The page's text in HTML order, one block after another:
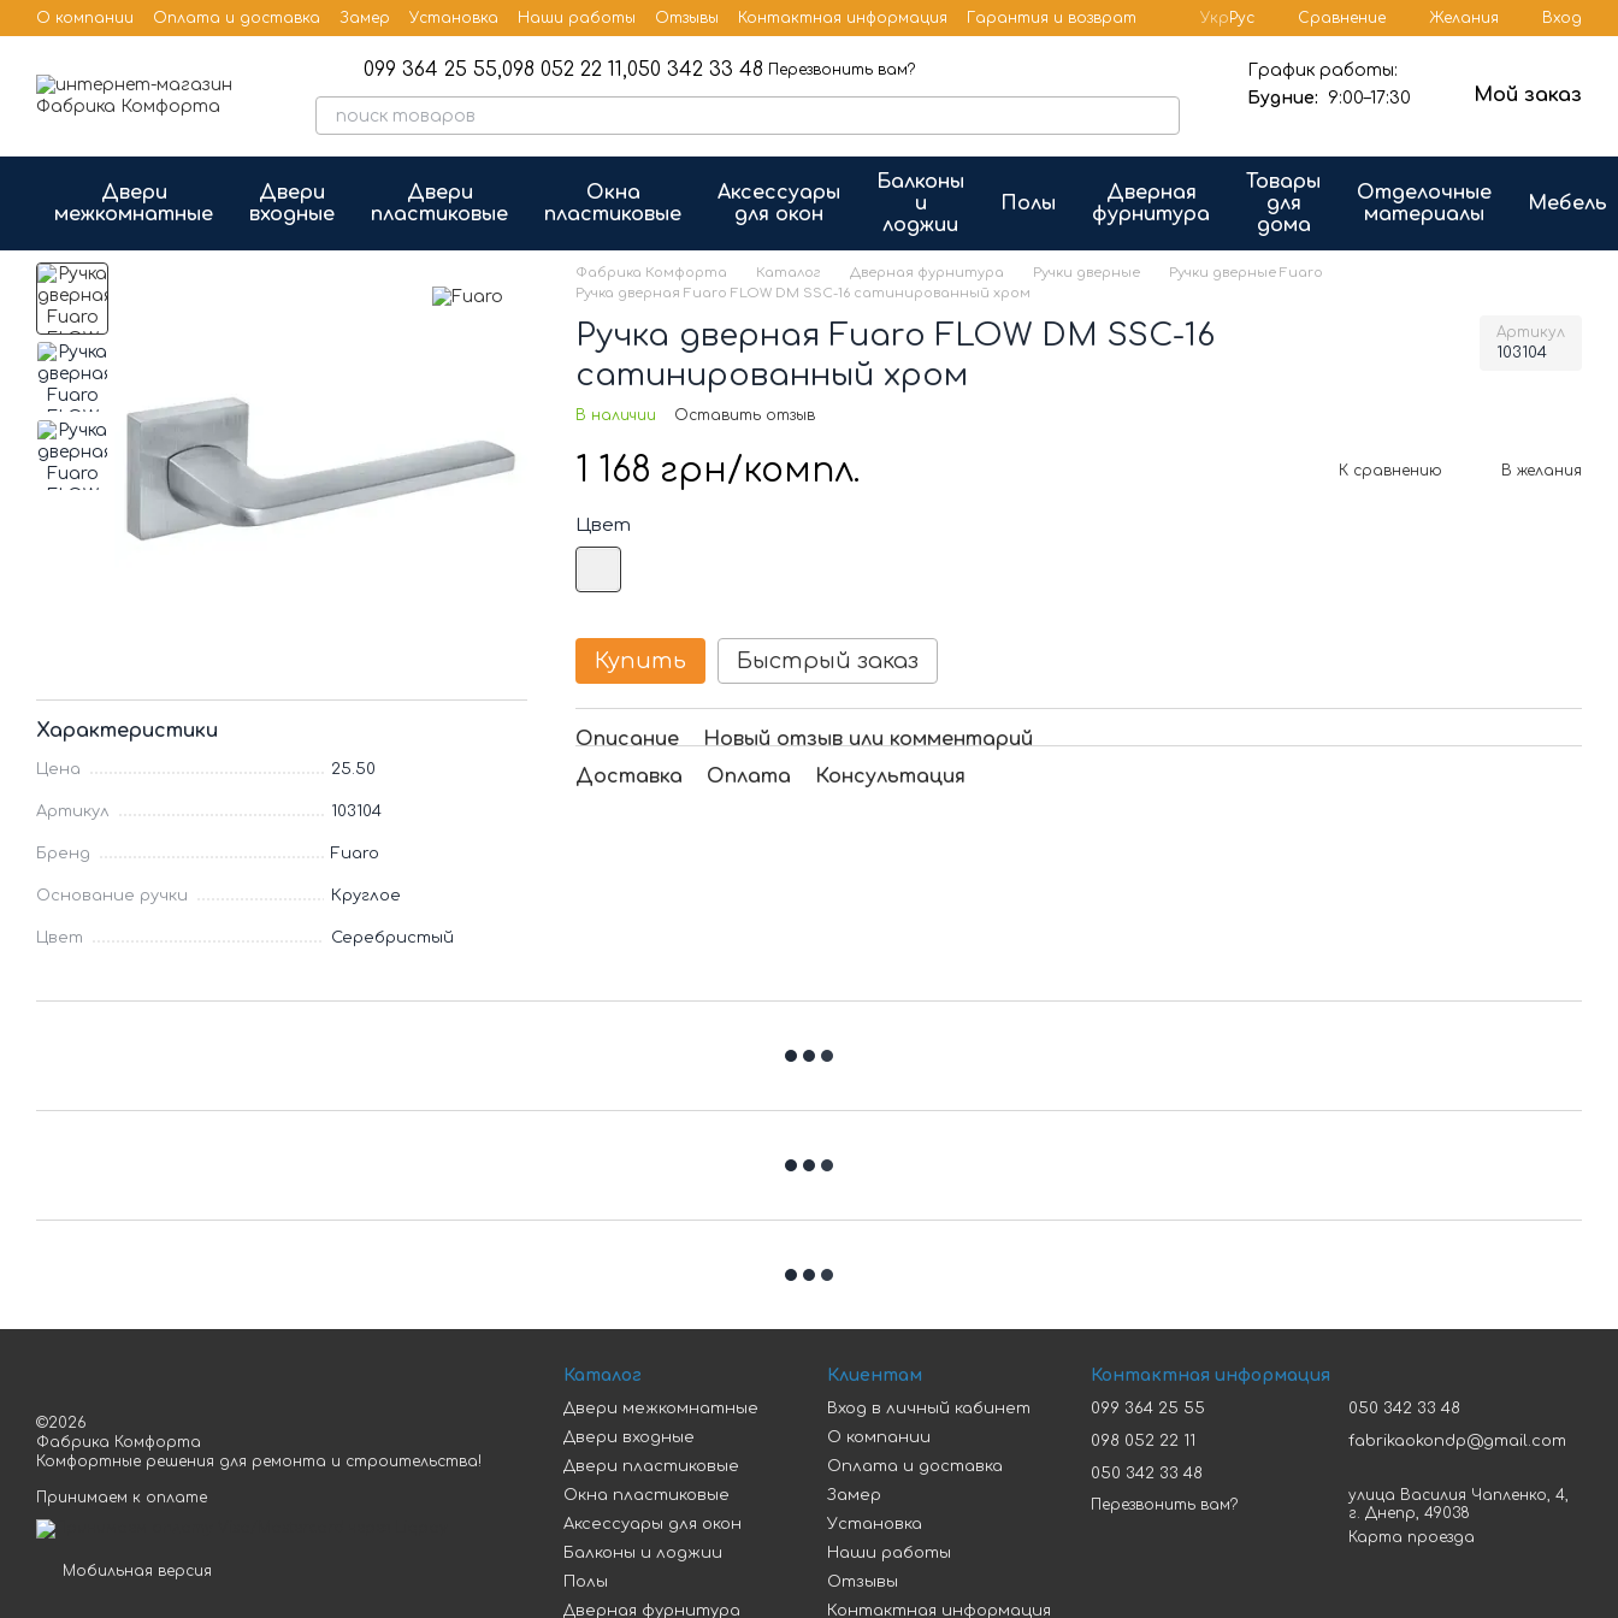
Перейти к основному контенту
О компании Оплата и доставка Замер Установка Наши работы Отзывы Контактная информация
Гарантия и возврат
Бренды
Публичная оферта
УкрРус Сравнение Желания Вход
099 364 25 55,098 052 22 11,050 342 33 48 Перезвонить вам?
График работы:
Будние:
9:00–17:30 Мой заказ
Двери
межкомнатные
Двери
входные
Двери
пластиковые
Окна
пластиковые
Аксессуары
для окон
Балконы
и
лоджии
Полы
Дверная
фурнитура
Товары
для
дома
Отделочные
материалы
Мебель
Характеристики
Цена 25.50
Артикул 103104
Бренд Fuaro
Основание ручки Круглое
Цвет Серебристый
Фабрика Комфорта Каталог Дверная фурнитура Ручки дверные
Ручки дверные Fuaro
Ручка дверная Fuaro FLOW DM SSC-16 сатинированный хром
Ручка дверная Fuaro FLOW DM SSC-16
сатинированный хром
Артикул
103104
В наличии Оставить отзыв
1 168 грн/компл. К сравнению В желания
Цвет
Купить Быстрый заказ
Описание
Новый отзыв или комментарий
Доставка
Оплата Консультация
©2026
Фабрика Комфорта
Комфортные решения для ремонта и строительства!
Принимаем к оплате
Мобильная версия
Каталог
Двери межкомнатные
Двери входные
Двери пластиковые
Окна пластиковые
Аксессуары для окон
Балконы и лоджии
Полы
Дверная фурнитура
Клиентам
Вход в личный кабинет
О компании
Оплата и доставка
Замер
Установка
Наши работы
Отзывы
Контактная информация
Контактная информация
099 364 25 55
098 052 22 11
050 342 33 48
Перезвонить вам?
050 342 33 48
fabrikaokondp@gmail.com
улица Василия Чапленко, 4,
г. Днепр, 49038
Карта проезда